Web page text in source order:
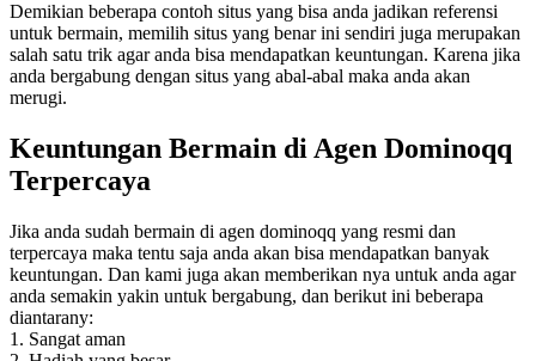
Demikian beberapa contoh situs yang bisa anda jadikan referensi
untuk bermain, memilih situs yang benar ini sendiri juga merupakan
salah satu trik agar anda bisa mendapatkan keuntungan. Karena jika
anda bergabung dengan situs yang abal-abal maka anda akan
merugi.
Keuntungan Bermain di Agen Dominoqq
Terpercaya
Jika anda sudah bermain di agen dominoqq yang resmi dan
terpercaya maka tentu saja anda akan bisa mendapatkan banyak
keuntungan. Dan kami juga akan memberikan nya untuk anda agar
anda semakin yakin untuk bergabung, dan berikut ini beberapa
diantarany:
1. Sangat aman